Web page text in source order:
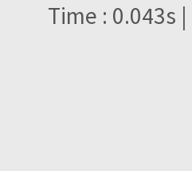
Time : 0.043s